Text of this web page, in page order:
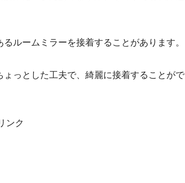
ルームミラーを接着することがあります。
っとした工夫で、綺麗に接着することがで
ンク